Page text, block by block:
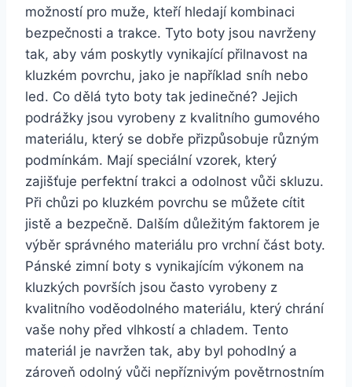
možností pro⁣ muže, kteří hledají kombinaci
bezpečnosti​ a trakce. Tyto ⁢boty ⁤jsou navrženy
tak, aby vám poskytly​ vynikající přilnavost na
kluzkém ​povrchu, jako je⁤ například sníh nebo
led. Co dělá tyto boty ‌tak‌ jedinečné? Jejich
podrážky jsou vyrobeny z kvalitního gumového⁢
materiálu,‌ který se dobře přizpůsobuje různým
podmínkám. Mají speciální vzorek, který
zajišťuje perfektní trakci a odolnost vůči skluzu.
Při chůzi po kluzkém‌ povrchu se můžete cítit
‍jistě a bezpečně. Dalším důležitým faktorem je
výběr správného materiálu pro vrchní část​ boty.
Pánské zimní‍ boty s vynikajícím výkonem na
⁢kluzkých površích jsou často vyrobeny z
kvalitního voděodolného materiálu,‍ který chrání
vaše nohy před vlhkostí a chladem. Tento‍
materiál je ‍navržen tak, ⁣aby byl pohodlný ‌a ​
zároveň odolný vůči nepříznivým povětrnostním